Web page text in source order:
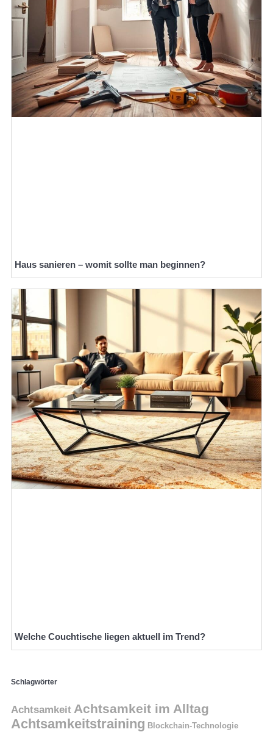
Haus sanieren – womit sollte man beginnen?
Welche Couchtische liegen aktuell im Trend?
Schlagwörter
Achtsamkeit Achtsamkeit im Alltag
Achtsamkeitstraining Blockchain-Technologie